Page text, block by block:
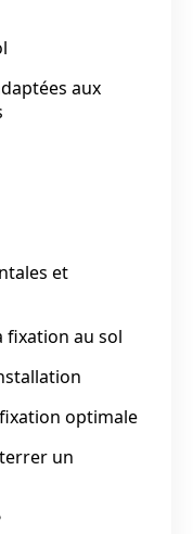
aux
et
fixation au sol
optimale
un